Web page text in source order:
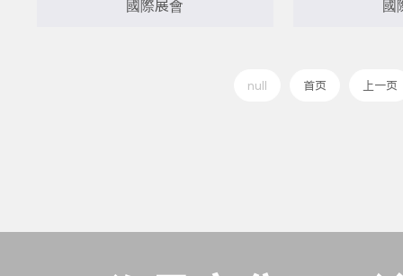
國際展會 國
null 首页 上一页